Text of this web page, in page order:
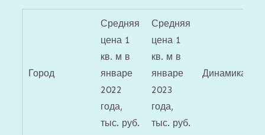
Город
Средняя
цена 1
кв. м в
январе
2022
года,
тыс. руб.
Средняя
цена 1
кв. м в
январе
2023
года,
тыс. руб.
Динамика